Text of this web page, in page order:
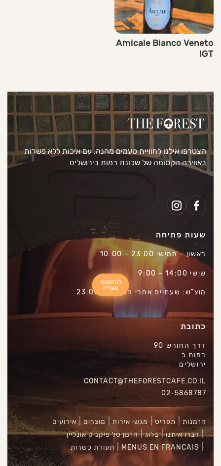
Amicale Bianco Veneto
IGT
להזמנות
אונליין
הצטרפו אילנו לחוויית טעמים מהנה, עם איכות ללא פשרות
באווירה הקסומה של שכונת רמות בירושלים
הזמנות תפריט מגשי אירוח מוצרים
אירועים
דברו איתנו
בלוג
הזמן סל פיקניק אונליין
MENUS EN FRANCAIS
תעודת כשרות
שעות פתיחה
ראשון - חמישי 23:00 - 10:00
שישי 14:00 - 9:00
מוצ"ש: שעתיים אחרי הבדלה - 23:00
כתובת
דרך החורש 90
רמות ב
ירושלים
CONTACT@THEFORESTCAFE.CO.IL
02-5868787